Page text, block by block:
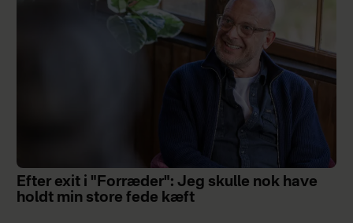
Efter exit i "Forræder": Jeg skulle nok have
holdt min store fede kæft